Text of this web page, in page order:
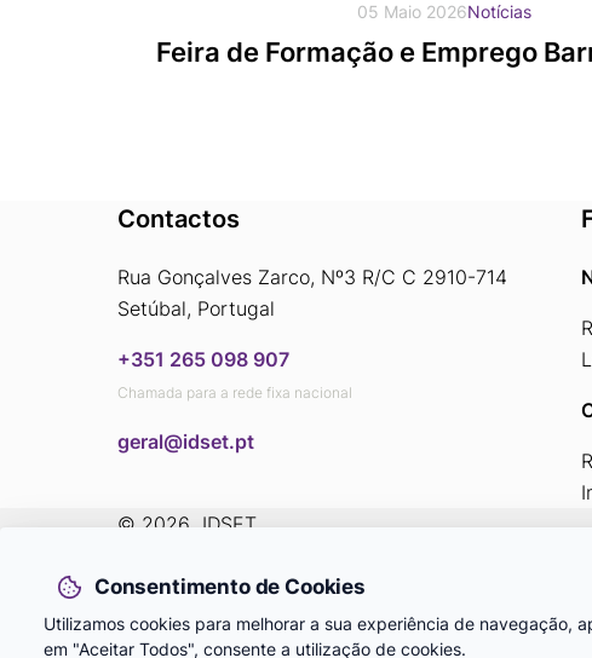
05 Maio 2026Notícias
Feira de Formação e Emprego
Contactos
Rua Gonçalves Zarco, Nº3 R/C C 2910-714
Setúbal, Portugal
+351 265 098 907
Chamada para a rede fixa nacional
​​​​​​​geral@idset.pt
© 2026 IDSET
Privacidade
Associação Portuguesa para a Inovação e Desenvolvimento
Consentimento de Cookies
Utilizamos cookies para melhorar a sua experiência de navegação,
em "Aceitar Todos", consente a utilização de cookies.